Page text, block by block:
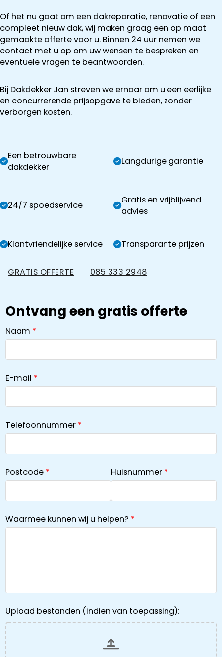
Of het nu gaat om een dakreparatie, renovatie of een
compleet nieuw dak, wij maken graag een op maat
gemaakte offerte voor u. Binnen 24 uur nemen we
contact met u op om uw wensen te bespreken en
eventuele vragen te beantwoorden.
Bij Dakdekker Jan streven we ernaar om u een eerlijke
en concurrerende prijsopgave te bieden, zonder
verborgen kosten.
Een betrouwbare
dakdekker
Langdurige garantie
24/7 spoedservice
Gratis en vrijblijvend
advies
Klantvriendelijke service Transparante prijzen
GRATIS OFFERTE 085 333 2948
Ontvang een gratis offerte
Naam
E-mail
Telefoonnummer
Postcode Huisnummer
Waarmee kunnen wij u helpen?
Upload bestanden (indien van toepassing):